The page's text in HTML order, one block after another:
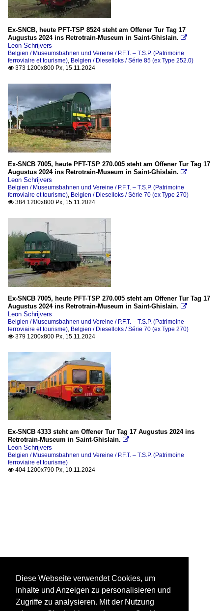
Ex-SNCB, heute PFT-TSP 8524 steht am Offener Tur Tag 17
Augustus 2024 ins Retrotrain-Museum in Saint-Ghislain. 
Leon Schrijvers
Belgien / Museumsbahnen und Vereine / P.F.T. – T.S.P. (Patrimoine
ferroviaire et tourisme), Belgien / Dieselloks / Série 85 (ex Type 252.0)
 373 1200x800 Px, 15.11.2024
Ex-SNCB 7005, heute PFT-TSP 270.005 steht am Offener Tur Tag 17
Augustus 2024 ins Retrotrain-Museum in Saint-Ghislain. 
Leon Schrijvers
Belgien / Museumsbahnen und Vereine / P.F.T. – T.S.P. (Patrimoine
ferroviaire et tourisme), Belgien / Dieselloks / Série 70 (ex Type 270)
 384 1200x800 Px, 15.11.2024
Ex-SNCB 7005, heute PFT-TSP 270.005 steht am Offener Tur Tag 17
Augustus 2024 ins Retrotrain-Museum in Saint-Ghislain. 
Leon Schrijvers
Belgien / Museumsbahnen und Vereine / P.F.T. – T.S.P. (Patrimoine
ferroviaire et tourisme), Belgien / Dieselloks / Série 70 (ex Type 270)
 379 1200x800 Px, 15.11.2024
Ex-SNCB 4333 steht am Offener Tur Tag 17 Augustus 2024 ins
Retrotrain-Museum in Saint-Ghislain. 
Leon Schrijvers
Belgien / Museumsbahnen und Vereine / P.F.T. – T.S.P. (Patrimoine
ferroviaire et tourisme)
 404 1200x790 Px, 10.11.2024
Diese Webseite verwendet Cookies, um
Inhalte und Anzeigen zu personalisieren und
Zugriffe zu analysieren. Mit der Nutzung